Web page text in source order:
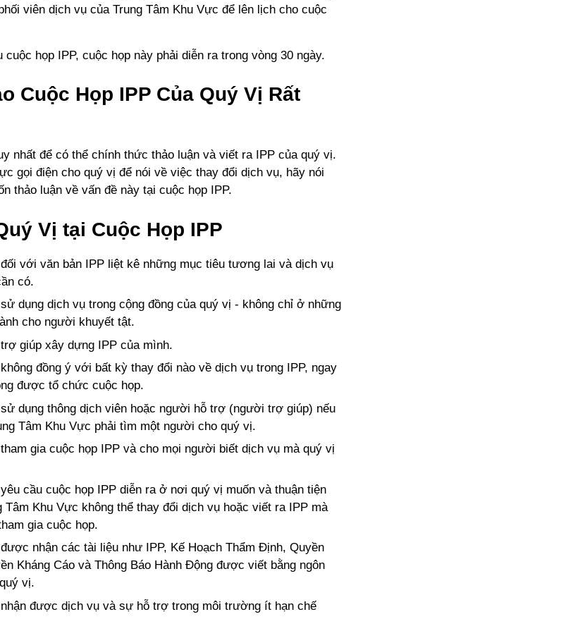
viên dịch vụ của Trung Tâm Khu Vực để lên lịch cho cuộc
họp IPP, cuộc họp này phải diễn ra trong vòng 30 ngày.
Cuộc Họp IPP Của Quý Vị Rất
nhất để có thể chính thức thảo luận và viết ra IPP của quý vị.
gọi điện cho quý vị để nói về việc thay đổi dịch vụ, hãy nói
thảo luận về vấn đề này tại cuộc họp IPP.
Vị tại Cuộc Họp IPP
với văn bản IPP liệt kê những mục tiêu tương lai và dịch vụ
có.
dụng dịch vụ trong cộng đồng của quý vị - không chỉ ở những
cho người khuyết tật.
giúp xây dựng IPP của mình.
đồng ý với bất kỳ thay đổi nào về dịch vụ trong IPP, ngay
được tổ chức cuộc họp.
dụng thông dịch viên hoặc người hỗ trợ (người trợ giúp) nếu
Tâm Khu Vực phải tìm một người cho quý vị.
gia cuộc họp IPP và cho mọi người biết dịch vụ mà quý vị
cầu cuộc họp IPP diễn ra ở nơi quý vị muốn và thuận tiện
Tâm Khu Vực không thể thay đổi dịch vụ hoặc viết ra IPP mà
gia cuộc họp.
nhận các tài liệu như IPP, Kế Hoạch Thẩm Định, Quyền
Kháng Cáo và Thông Báo Hành Động được viết bằng ngôn
vị.
được dịch vụ và sự hỗ trợ trong môi trường ít hạn chế